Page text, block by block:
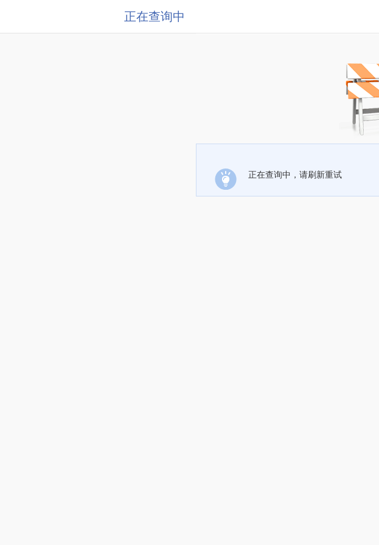
正在查询中
正在查询中，请刷新重试